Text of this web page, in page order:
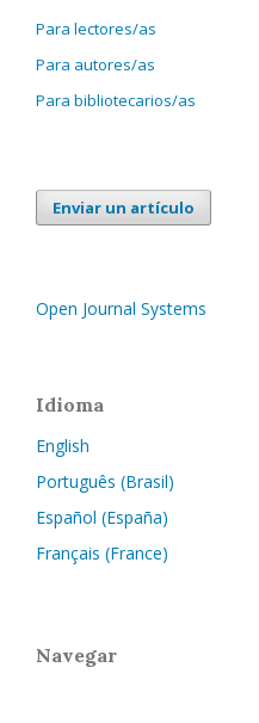
Para lectores/as
Para autores/as
Para bibliotecarios/as
Enviar un artículo
Open Journal Systems
Idioma
English
Português (Brasil)
Español (España)
Français (France)
Navegar